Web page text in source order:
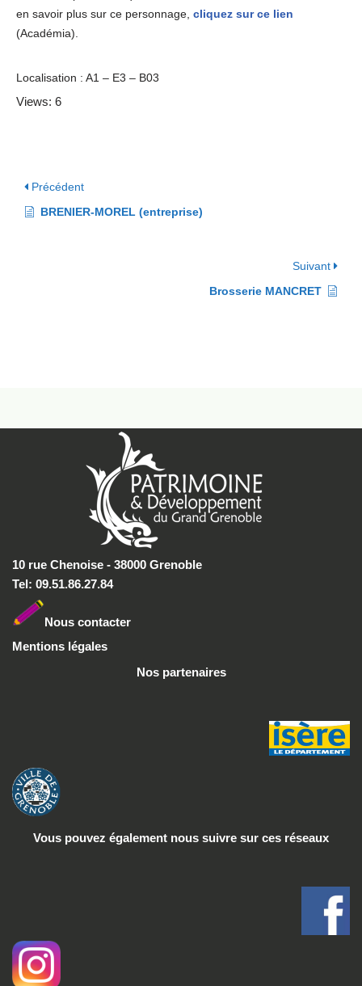
en savoir plus sur ce personnage, cliquez sur ce lien
(Académia).
Localisation : A1 – E3 – B03
Views: 6
Précédent
BRENIER-MOREL (entreprise)
Suivant
Brosserie MANCRET
10 rue Chenoise - 38000 Grenoble
Tel: 09.51.86.27.84
Nous contacter
Mentions légales
Nos partenaires
Vous pouvez également nous suivre sur ces réseaux